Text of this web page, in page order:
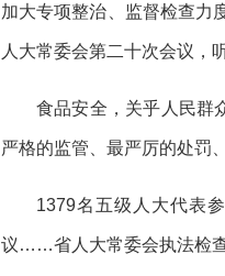
加大专项整治、监督检查力
人大常委会第二十次会议，
食品安全，关乎人民群
严格的监管、最严厉的处罚
1379名五级人大代表
议……省人大常委会执法检查